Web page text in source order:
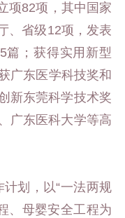
项82项，其中国家
、省级12项，发表
篇；获得实用新型
广东医学科技奖和
新东莞科学技术奖
广东医科大学等高
划，以“一法两规
、母婴安全工程为